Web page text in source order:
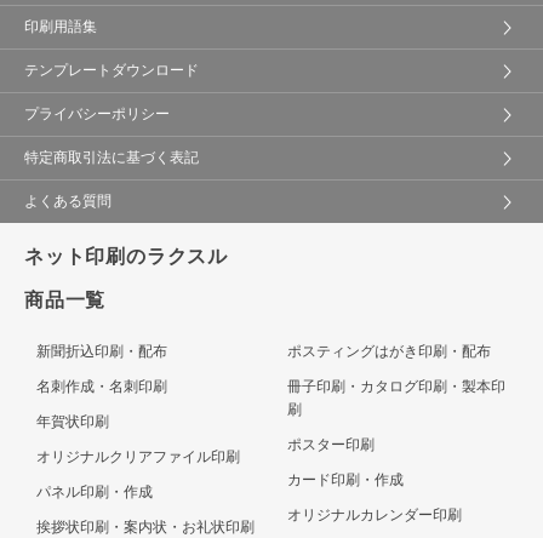
印刷用語集
テンプレートダウンロード
プライバシーポリシー
特定商取引法に基づく表記
よくある質問
ネット印刷のラクスル
商品一覧
新聞折込印刷・配布
名刺作成・名刺印刷
年賀状印刷
オリジナルクリアファイル印刷
パネル印刷・作成
挨拶状印刷・案内状・お礼状印刷
ポスティングはがき印刷・配布
冊子印刷・カタログ印刷・製本印
刷
ポスター印刷
カード印刷・作成
オリジナルカレンダー印刷